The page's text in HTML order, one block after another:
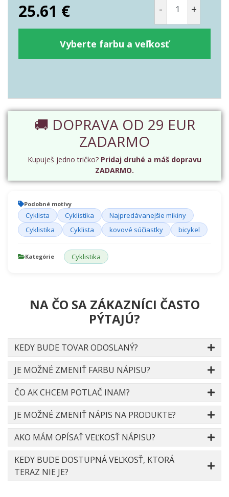
25.61 € - +
Vyberte farbu a veľkosť
🚚 DOPRAVA OD 29 EUR
ZADARMO
Kupuješ jedno tričko? Pridaj druhé a máš dopravu
ZADARMO.
Podobné motívy
Cyklista Cyklistika
Najpredávanejšie mikiny
Cyklistika
Cyklista kovové súčiastky bicykel
Kategórie Cyklistika
NA ČO SA ZÁKAZNÍCI ČASTO
PÝTAJÚ?
KEDY BUDE TOVAR ODOSLANÝ?
JE MOŽNÉ ZMENIŤ FARBU NÁPISU?
ČO AK CHCEM POTLAČ INAM?
JE MOŽNÉ ZMENIŤ NÁPIS NA PRODUKTE?
AKO MÁM OPÍSAŤ VEĽKOSŤ NÁPISU?
KEDY BUDE DOSTUPNÁ VEĽKOSŤ, KTORÁ
TERAZ NIE JE?